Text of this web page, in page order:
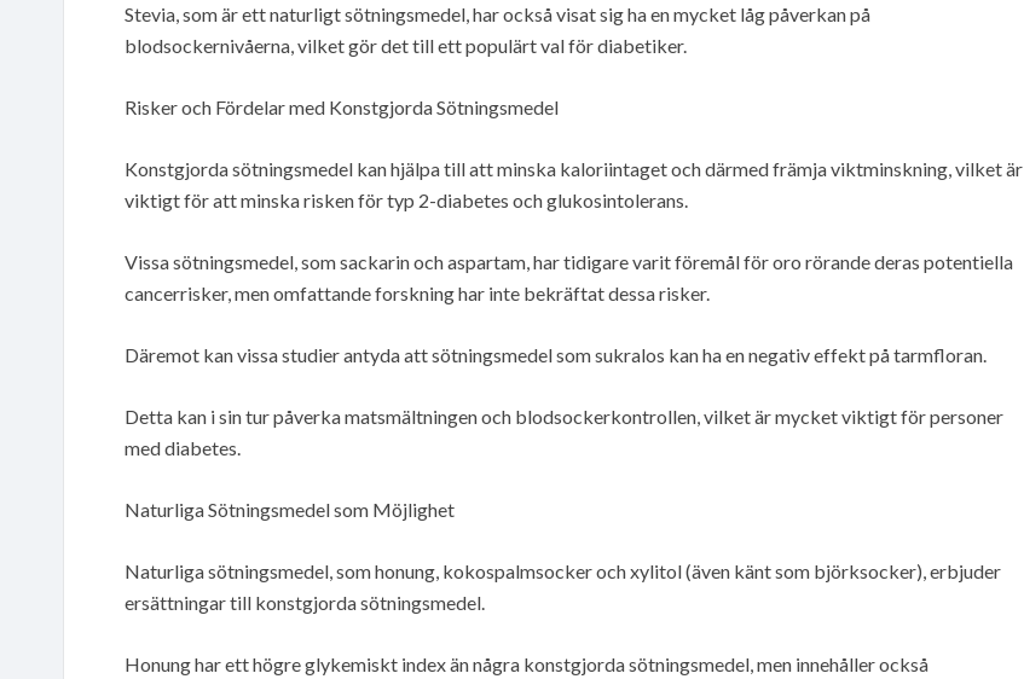
Stevia, som är ett naturligt sötningsmedel, har också visat sig ha en mycket låg påverkan på
blodsockernivåerna, vilket gör det till ett populärt val för diabetiker.
Risker och Fördelar med Konstgjorda Sötningsmedel
Konstgjorda sötningsmedel kan hjälpa till att minska kaloriintaget och därmed främja viktminskning, vilket är
viktigt för att minska risken för typ 2-diabetes och glukosintolerans.
Vissa sötningsmedel, som sackarin och aspartam, har tidigare varit föremål för oro rörande deras potentiella
cancerrisker, men omfattande forskning har inte bekräftat dessa risker.
Däremot kan vissa studier antyda att sötningsmedel som sukralos kan ha en negativ effekt på tarmfloran.
Detta kan i sin tur påverka matsmältningen och blodsockerkontrollen, vilket är mycket viktigt för personer
med diabetes.
Naturliga Sötningsmedel som Möjlighet
Naturliga sötningsmedel, som honung, kokospalmsocker och xylitol (även känt som björksocker), erbjuder
ersättningar till konstgjorda sötningsmedel.
Honung har ett högre glykemiskt index än några konstgjorda sötningsmedel, men innehåller också